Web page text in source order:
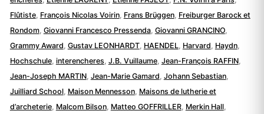
Flûtiste, François Nicolas Voirin, Frans Brüggen, Freiburger Barock et
Rondom, Giovanni Francesco Pressenda, Giovanni GRANCINO,
Grammy Award Gustav LEONHARDT, HAENDEL Harvard Haydn,
Hochschule, interencheres J.B. Vuillaume, Jean-François RAFFIN,
Jean-Joseph MARTIN, Jean-Marie Gamard Johann Sebastian,
Juilliard School, Maison Mennesson, Maisons de lutherie et
d’archeterie, Malcom Bilson, Matteo GOFFRILLER, Merkin Hall,